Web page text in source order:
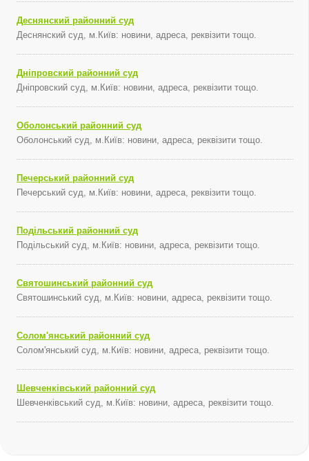
Деснянский районний суд
Деснянский суд, м.Київ: новини, адреса, реквізити тощо.
Дніпровский районний суд
Дніпровский суд, м.Київ: новини, адреса, реквізити тощо.
Оболонський районний суд
Оболонський суд, м.Київ: новини, адреса, реквізити тощо.
Печерський районний суд
Печерський суд, м.Київ: новини, адреса, реквізити тощо.
Подільський районний суд
Подільський суд, м.Київ: новини, адреса, реквізити тощо.
Святошинський районний суд
Святошинський суд, м.Київ: новини, адреса, реквізити тощо.
Солом'янський районний суд
Солом'янський суд, м.Київ: новини, адреса, реквізити тощо.
Шевченківський районний суд
Шевченківський суд, м.Київ: новини, адреса, реквізити тощо.